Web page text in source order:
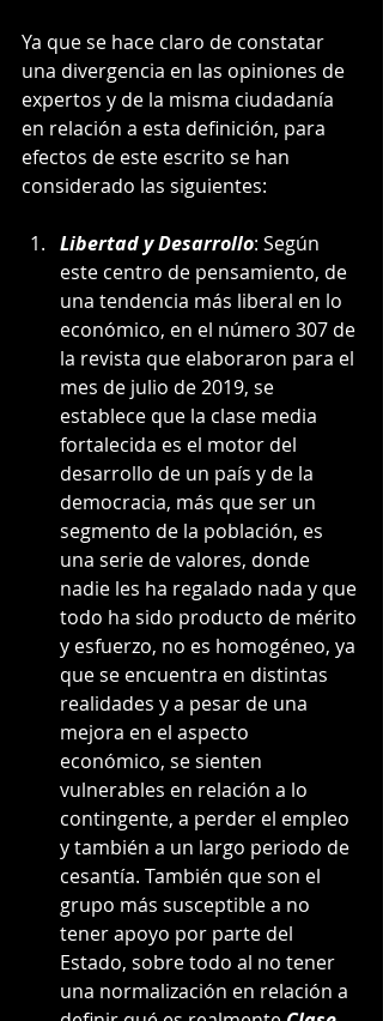
Ya que se hace claro de constatar
una divergencia en las opiniones de
expertos y de la misma ciudadanía
en relación a esta definición, para
efectos de este escrito se han
considerado las siguientes:
Libertad y Desarrollo: Según
este centro de pensamiento, de
una tendencia más liberal en lo
económico, en el número 307 de
la revista que elaboraron para el
mes de julio de 2019, se
establece que la clase media
fortalecida es el motor del
desarrollo de un país y de la
democracia, más que ser un
segmento de la población, es
una serie de valores, donde
nadie les ha regalado nada y que
todo ha sido producto de mérito
y esfuerzo, no es homogéneo, ya
que se encuentra en distintas
realidades y a pesar de una
mejora en el aspecto
económico, se sienten
vulnerables en relación a lo
contingente, a perder el empleo
y también a un largo periodo de
cesantía. También que son el
grupo más susceptible a no
tener apoyo por parte del
Estado, sobre todo al no tener
una normalización en relación a